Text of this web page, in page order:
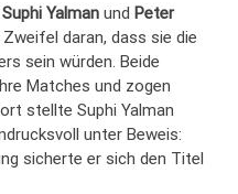
Suphi Yalman und Peter
daran, dass sie die
sein würden. Beide
Matches und zogen
stellte Suphi Yalman
unter Beweis:
sicherte er sich den Titel